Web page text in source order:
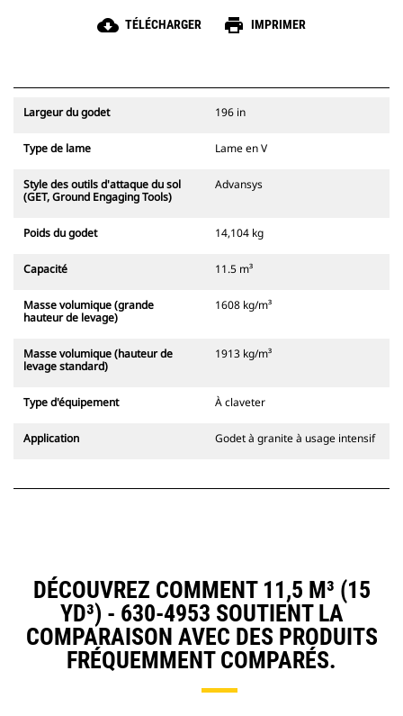
cloud_download TÉLÉCHARGER print IMPRIMER
Largeur du godet 196 in
Type de lame Lame en V
Style des outils d'attaque du sol
(GET, Ground Engaging Tools)
Advansys
Poids du godet 14,104 kg
Capacité 11.5 m³
Masse volumique (grande
hauteur de levage)
1608 kg/m³
Masse volumique (hauteur de
levage standard)
1913 kg/m³
Type d'équipement À claveter
Application Godet à granite à usage intensif
DÉCOUVREZ COMMENT 11,5 M³ (15
YD³) - 630-4953 SOUTIENT LA
COMPARAISON AVEC DES PRODUITS
FRÉQUEMMENT COMPARÉS.